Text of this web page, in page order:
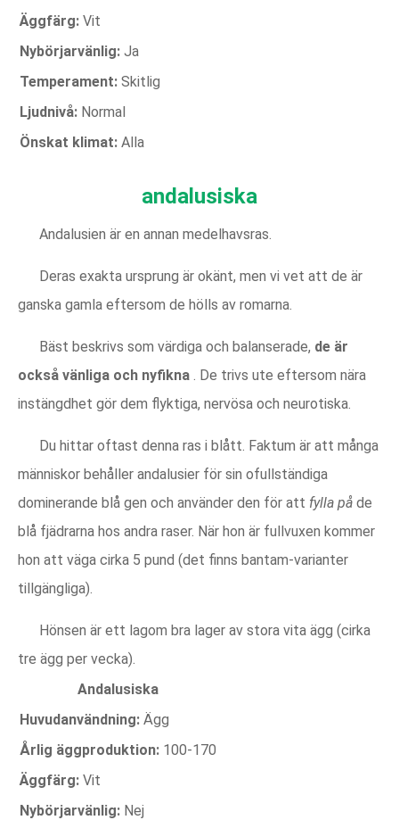
Äggfärg: Vit
Nybörjarvänlig: Ja
Temperament: Skitlig
Ljudnivå: Normal
Önskat klimat: Alla
andalusiska
Andalusien är en annan medelhavsras.
Deras exakta ursprung är okänt, men vi vet att de är
ganska gamla eftersom de hölls av romarna.
Bäst beskrivs som värdiga och balanserade, de är
också vänliga och nyfikna . De trivs ute eftersom nära
instängdhet gör dem flyktiga, nervösa och neurotiska.
Du hittar oftast denna ras i blått. Faktum är att många
människor behåller andalusier för sin ofullständiga
dominerande blå gen och använder den för att fylla på de
blå fjädrarna hos andra raser. När hon är fullvuxen kommer
hon att väga cirka 5 pund (det finns bantam-varianter
tillgängliga).
Hönsen är ett lagom bra lager av stora vita ägg (cirka
tre ägg per vecka).
Andalusiska
Huvudanvändning: Ägg
Årlig äggproduktion: 100-170
Äggfärg: Vit
Nybörjarvänlig: Nej